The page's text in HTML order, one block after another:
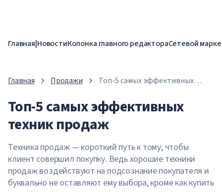
Главная|НовостиКолонка главного редактораСетевой
Главная Продажи
Топ-5 самых эффективных
Топ-5 самых эффективных
техник продаж
Техника продаж — короткий путь к тому, чтобы
клиент совершил покупку. Ведь хорошие техники
продаж воздействуют на подсознание покупателя и
буквально не оставляют ему выбора, кроме как купить